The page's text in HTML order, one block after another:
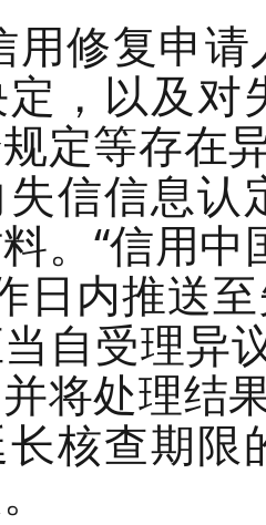
用修复申
，以及对
定等存在
信信息认
。 “信用中
日内推送至
自受理异
将处理结
核查期限